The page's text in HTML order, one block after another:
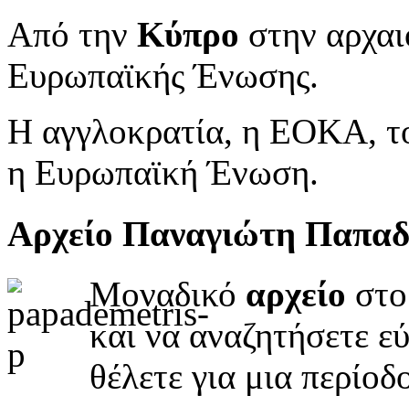
Από την Κύπρο στην
Ευρωπαϊκής Ένωσης.
Η αγγλοκρατία, η ΕΟΚΑ,
η Ευρωπαϊκή Ένωση.
Αρχείο Παναγιώτη
Μοναδικό αρχείο
και να αναζητήσετε
θέλετε για μια